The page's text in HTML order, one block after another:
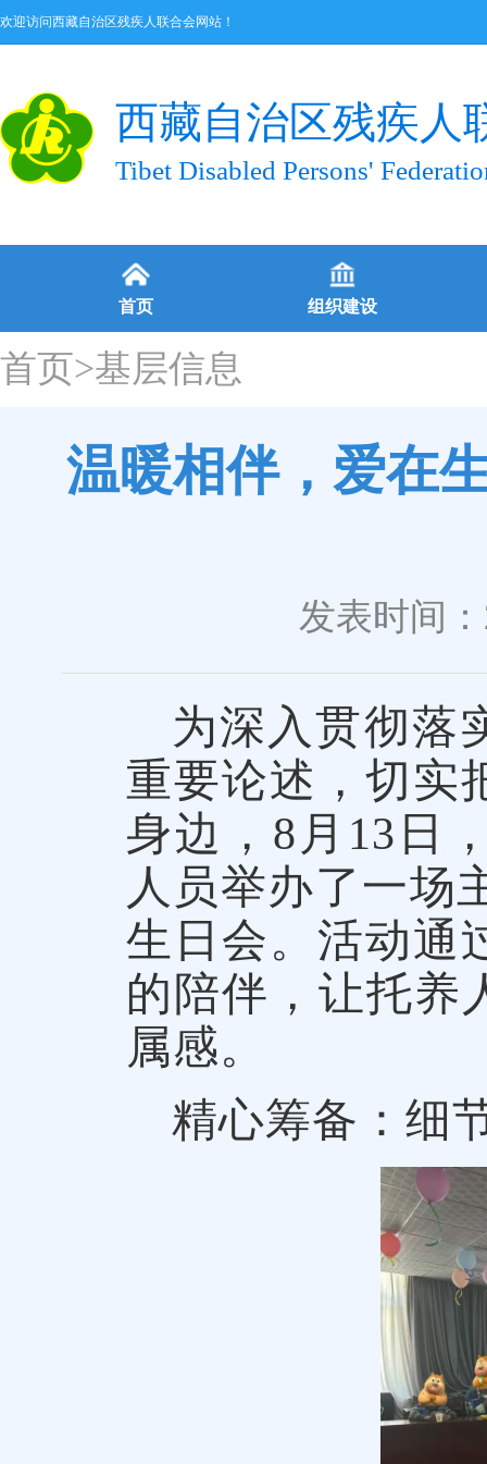
欢迎访问西藏自治区残疾人联合会网站！
西藏自治区残疾人
Tibet Disabled Persons'
首页 组织建设
首页>基层信息
温暖相伴，爱在
发表时间
为深入贯彻落
重要论述，切实
身边，8月13日
人员举办了一场
生日会。活动通
的陪伴，让托养
属感。
精心筹备：细